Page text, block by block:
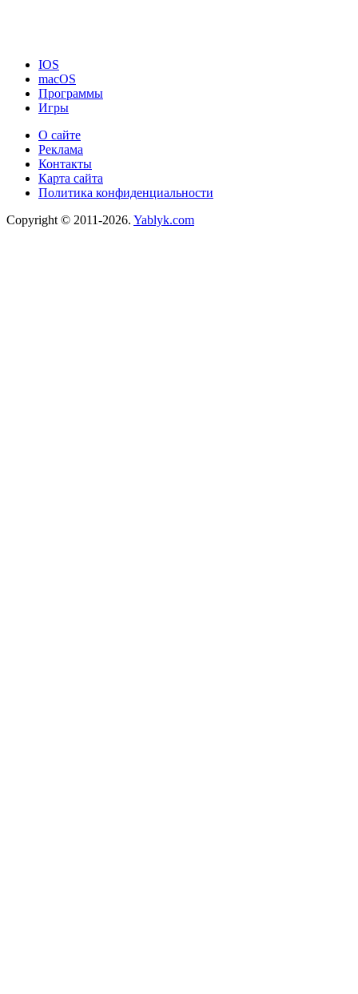
IOS
macOS
Программы
Игры
О сайте
Реклама
Контакты
Карта сайта
Политика конфиденциальности
Copyright © 2011-2026. Yablyk.сom